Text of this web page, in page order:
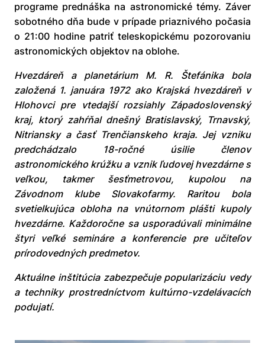
programe prednáška na astronomické témy. Záver
sobotného dňa bude v prípade priaznivého počasia
o 21:00 hodine patriť teleskopickému pozorovaniu
astronomických objektov na oblohe.
Hvezdáreň a planetárium M. R. Štefánika bola
založená 1. januára 1972 ako Krajská hvezdáreň v
Hlohovci pre vtedajší rozsiahly Západoslovenský
kraj, ktorý zahŕňal dnešný Bratislavský, Trnavský,
Nitriansky a časť Trenčianskeho kraja. Jej vzniku
predchádzalo 18-ročné úsilie členov
astronomického krúžku a vznik ľudovej hvezdárne s
veľkou, takmer šesťmetrovou, kupolou na
Závodnom klube Slovakofarmy. Raritou bola
svetielkujúca obloha na vnútornom plášti kupoly
hvezdárne. Každoročne sa usporadúvali minimálne
štyri veľké semináre a konferencie pre učiteľov
prírodovedných predmetov.
Aktuálne inštitúcia zabezpečuje popularizáciu vedy
a techniky prostredníctvom kultúrno-vzdelávacích
podujatí.